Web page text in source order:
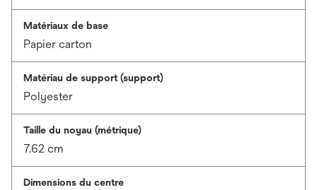
Matériaux de base
Papier carton
Matériau de support (support)
Polyester
Taille du noyau (métrique)
7.62 cm
Dimensions du centre